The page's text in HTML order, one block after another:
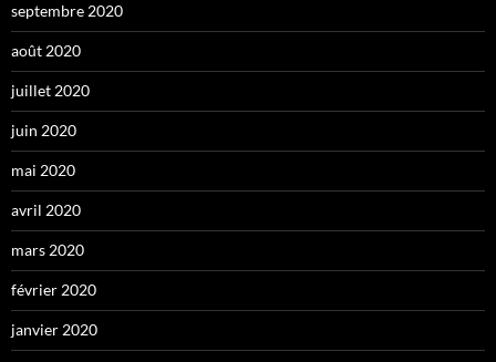
septembre 2020
août 2020
juillet 2020
juin 2020
mai 2020
avril 2020
mars 2020
février 2020
janvier 2020